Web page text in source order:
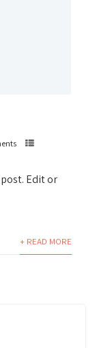
Edit or
+ READ MORE